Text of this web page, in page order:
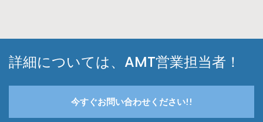
詳細については、AMT営業担当者！
今すぐお問い合わせください!!